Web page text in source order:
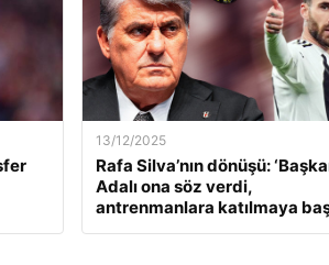
13/12/2025
Rafa Silva’nın dönüşü:
Adalı ona söz verdi,
antrenmanlara katılmaya